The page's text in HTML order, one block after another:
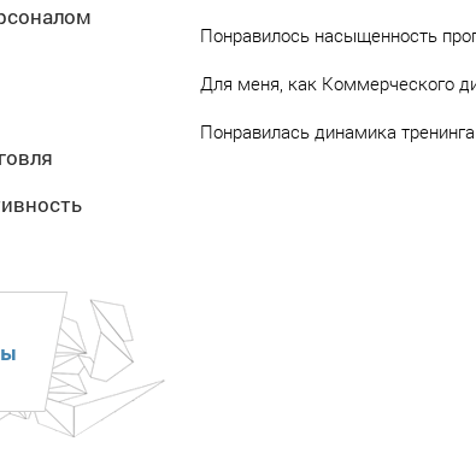
Понравилось насыщенность
Для меня, как Коммерческого
Понравилась динамика